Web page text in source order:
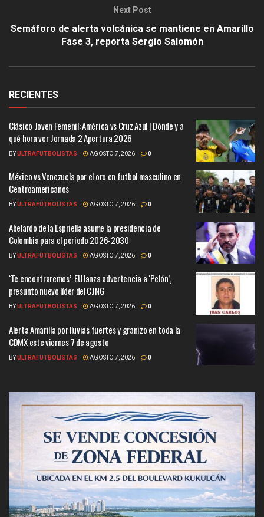
Next Post
Semáforo de alerta volcánica se mantiene en Amarillo
Fase 3, reporta Sergio Salomón
RECIENTES
Clásico Joven Femenil: América vs Cruz Azul | Dónde y a
qué hora ver Jornada 2 Apertura 2026
BYULTRAFUTBOLISTAS AGOSTO 7, 2026 0
México vs Venezuela por el oro en futbol masculino en
Centroamericanos
BYULTRAFUTBOLISTAS AGOSTO 7, 2026 0
Abelardo de la Espriella asume la presidencia de
Colombia para el periodo 2026-2030
BYULTRAFUTBOLISTAS AGOSTO 7, 2026 0
‘Te encontraremos’: EU lanza advertencia a ‘Pelón’,
presunto nuevo líder del CJNG
BYULTRAFUTBOLISTAS AGOSTO 7, 2026 0
Alerta Amarilla por lluvias fuertes y granizo en toda la
CDMX este viernes 7 de agosto
BYULTRAFUTBOLISTAS AGOSTO 7, 2026 0